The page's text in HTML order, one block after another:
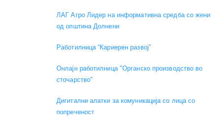
ЛАГ Агро Лидер на информативна средба со жени
од општина Долнени
Работилница “Кариерен развој”
Онлајн работилница "Органско производство во
сточарство"
Дигитални алатки за комуникација со лица со
попреченост